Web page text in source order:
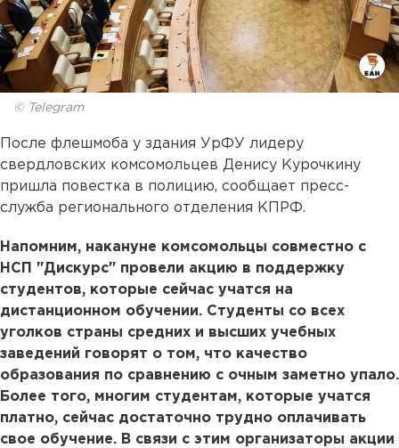
© Telegram
После флешмоба у здания УрФУ лидеру
свердловских комсомольцев Денису Курочкину
пришла повестка в полицию, сообщает пресс-
служба регионального отделения КПРФ.
Напомним, накануне комсомольцы совместно с
НСП "Дискурс" провели акцию в поддержку
студентов, которые сейчас учатся на
дистанционном обучении. Студенты со всех
уголков страны средних и высших учебных
заведений говорят о том, что качество
образования по сравнению с очным заметно упало.
Более того, многим студентам, которые учатся
платно, сейчас достаточно трудно оплачивать
свое обучение. В связи с этим организаторы акции